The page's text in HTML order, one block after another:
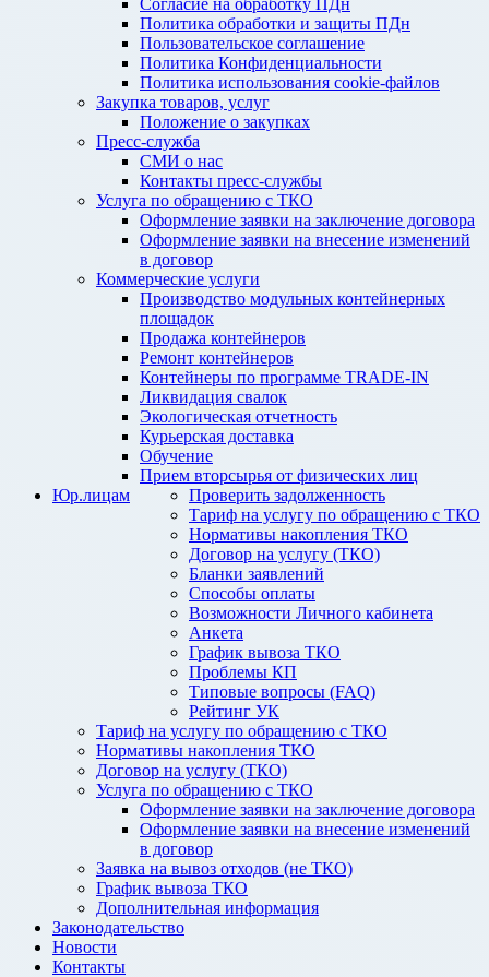
Согласие на обработку ПДн
Политика обработки и защиты ПДн
Пользовательское соглашение
Политика Конфиденциальности
Политика использования cookie-файлов
Закупка товаров, услуг
Положение о закупках
Пресс-служба
СМИ о нас
Контакты пресс-службы
Услуга по обращению с ТКО
Оформление заявки на заключение договора
Оформление заявки на внесение изменений
в договор
Коммерческие услуги
Производство модульных контейнерных
площадок
Продажа контейнеров
Ремонт контейнеров
Контейнеры по программе TRADE-IN
Ликвидация свалок
Экологическая отчетность
Курьерская доставка
Обучение
Прием вторсырья от физических лиц
Проверить задолженность
Тариф на услугу по обращению с ТКО
Нормативы накопления ТКО
Договор на услугу (ТКО)
Бланки заявлений
Способы оплаты
Возможности Личного кабинета
Анкета
График вывоза ТКО
Проблемы КП
Типовые вопросы (FAQ)
Рейтинг УК
Юр.лицам
Тариф на услугу по обращению с ТКО
Нормативы накопления ТКО
Договор на услугу (ТКО)
Услуга по обращению с ТКО
Оформление заявки на заключение договора
Оформление заявки на внесение изменений
в договор
Заявка на вывоз отходов (не ТКО)
График вывоза ТКО
Дополнительная информация
Законодательство
Новости
Контакты